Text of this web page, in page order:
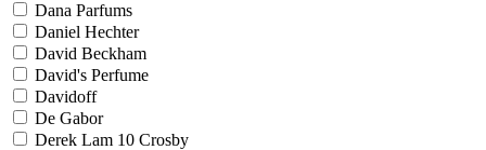
Dana Parfums
Daniel Hechter
David Beckham
David's Perfume
Davidoff
De Gabor
Derek Lam 10 Crosby